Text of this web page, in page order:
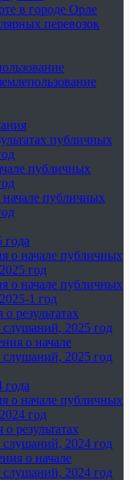
в городе Орле
перевозок
публичных
публичных
публичных
года
о начале публичных
год
о начале публичных
1 год
результатах
2025 год
о начале
2025 год
года
о начале публичных
год
результатах
2024 год
о начале
2024 год